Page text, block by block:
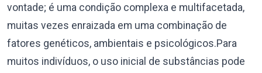
vontade; é uma condição complexa e multifacetada,
muitas vezes enraizada em uma combinação de
fatores genéticos, ambientais e psicológicos.Para
muitos indivíduos, o uso inicial de substâncias pode